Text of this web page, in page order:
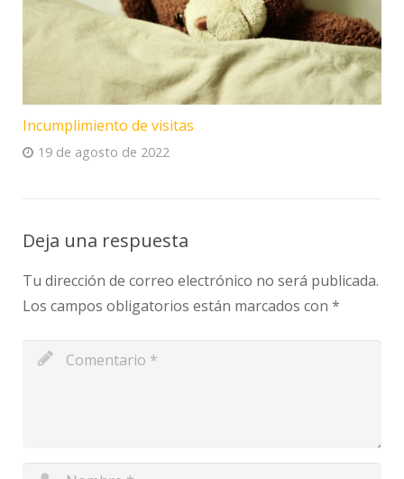
Incumplimiento de visitas
19 de agosto de 2022
Deja una respuesta
Tu dirección de correo electrónico no será publicada.
Los campos obligatorios están marcados con *